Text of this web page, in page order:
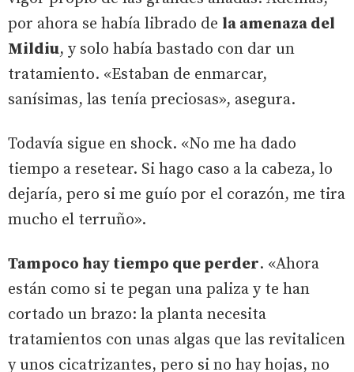
por ahora se había librado de la amenaza del
Mildiu, y solo había bastado con dar un
tratamiento. «Estaban de enmarcar,
sanísimas, las tenía preciosas», asegura.
Todavía sigue en shock. «No me ha dado
tiempo a resetear. Si hago caso a la cabeza, lo
dejaría, pero si me guío por el corazón, me tira
mucho el terruño».
Tampoco hay tiempo que perder. «Ahora
están como si te pegan una paliza y te han
cortado un brazo: la planta necesita
tratamientos con unas algas que las revitalicen
y unos cicatrizantes, pero si no hay hojas, no